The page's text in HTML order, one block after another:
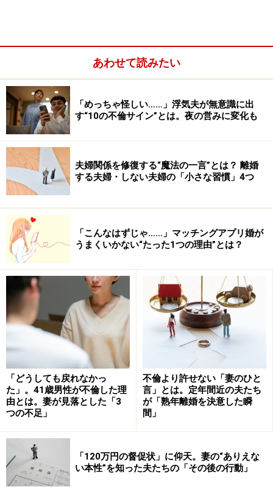
な日本人男性はギョっとします。大事なのは「恥じら
日本男性にとって女性の「恥じらい」は大好物（その逆
が好きなタイプも、もちろんいますが）。これを駆使し
つつ、時に「私、本当はエッチなことが大好きなの」と
いうドッキリを混ぜ込んでみるのです。
◆美里さん（仮名・41歳）のセックスレス改善ケース
セックスレス初期の美里さんご夫婦は、4ヶ月位ご無沙
汰。美里さん自身はもっと夫とエッチを楽しみたい派
で、「正直、現状が不満だったので、今のうちになんと
かしないとと思って、こちらから仕掛けていきました」
とのこと。美里さんが取った作戦は大胆なベッドシーン
満載の恋愛映画DVDを週末に夫婦で見るということでし
た。
「濃厚なベッドシーンのあとに『最近、ラブシ
ーンとか見ると、なんだかドキドキするな……』
とつぶやきながら服の上から自分で自分の胸を
す。そこで『ハッ！ ヤダ、私ったら（汗）』と
オーバーな“照れ”アクションをしたら、夫がいき
なり私の胸を触ってきました。そしてそのまま
あわせて読みたい
「めっちゃ怪しい……」浮気夫が無意識に出
す“10の不倫サイン”とは。夜の営みに変化も
夫婦関係を修復する“魔法の一言”とは？ 離婚
する夫婦・しない夫婦の「小さな習慣」4つ
「こんなはずじゃ……」マッチングアプリ婚が
うまくいかない“たった1つの理由”とは？
「どうしても戻れなかっ
た」。41歳男性が不倫した理
由とは。妻が見落とした「3
つの不足」
不倫より許せない「妻のひと
言」とは。定年間近の夫たち
が「熟年離婚を決意した瞬
間」
「120万円の督促状」に仰天。妻の“ありえな
い本性”を知った夫たちの「その後の行動」